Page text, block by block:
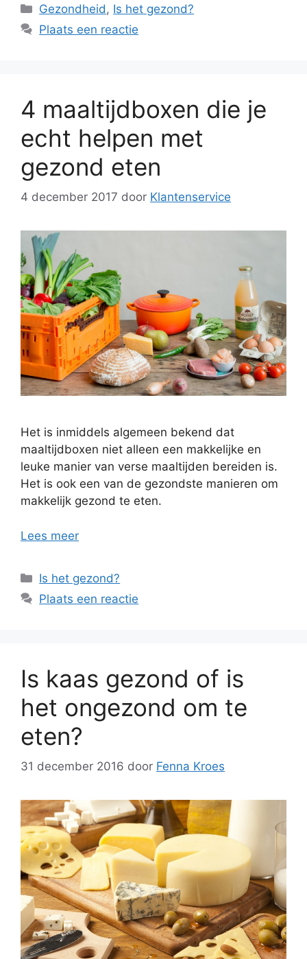
Categorieën
Gezondheid , Is het gezond?
Plaats een reactie
4 maaltijdboxen die je
echt helpen met
gezond eten
4 december 2017 door Klantenservice
Het is inmiddels algemeen bekend dat
maaltijdboxen niet alleen een makkelijke en
leuke manier van verse maaltijden bereiden is.
Het is ook een van de gezondste manieren om
makkelijk gezond te eten.
Lees meer
Categorieën
Is het gezond?
Plaats een reactie
Is kaas gezond of is
het ongezond om te
eten?
31 december 2016 door Fenna Kroes